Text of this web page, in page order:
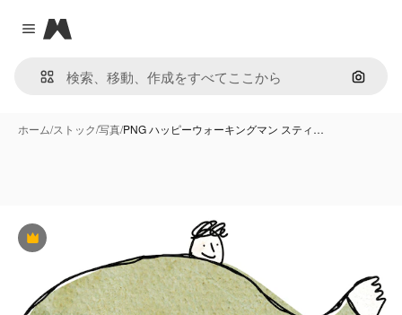
Close menu
Magnific
画像で
ホーム/ストック/写真/PNG ハッピーウォーキングマン スティ…
Premium